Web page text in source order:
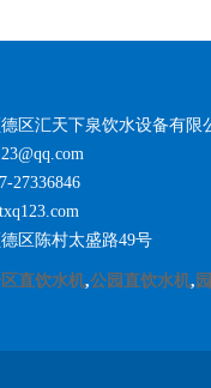
区汇天下泉饮水设备有限
27336846
区陈村太盛路49号
直饮水机,公园直饮水机,